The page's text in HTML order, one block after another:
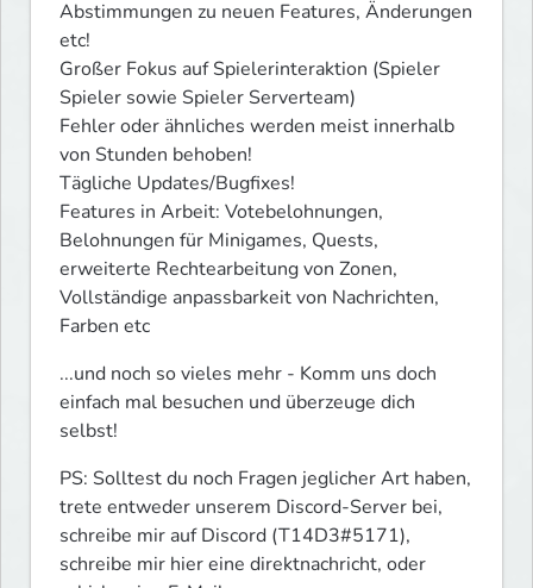
Abstimmungen zu neuen Features, Änderungen
etc!
Großer Fokus auf Spielerinteraktion (Spieler
Spieler sowie Spieler Serverteam)
Fehler oder ähnliches werden meist innerhalb
von Stunden behoben!
Tägliche Updates/Bugfixes!
Features in Arbeit: Votebelohnungen,
Belohnungen für Minigames, Quests,
erweiterte Rechtearbeitung von Zonen,
Vollständige anpassbarkeit von Nachrichten,
Farben etc
...und noch so vieles mehr - Komm uns doch
einfach mal besuchen und überzeuge dich
selbst!
PS: Solltest du noch Fragen jeglicher Art haben,
trete entweder unserem Discord-Server bei,
schreibe mir auf Discord (T14D3#5171),
schreibe mir hier eine direktnachricht, oder